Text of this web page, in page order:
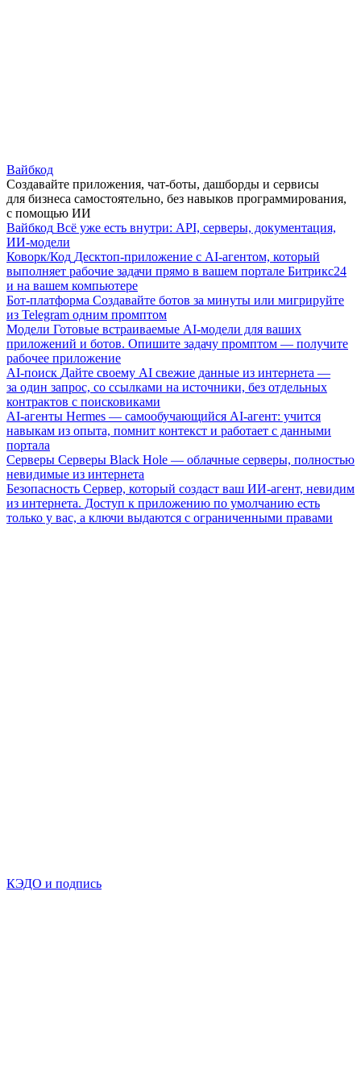
Вайбкод
Создавайте приложения, чат-боты, дашборды и сервисы
для бизнеса самостоятельно, без навыков программирования,
с помощью ИИ
Вайбкод Всё уже есть внутри: API, серверы, документация,
ИИ-модели
Коворк/Код Десктоп-приложение с AI-агентом, который
выполняет рабочие задачи прямо в вашем портале Битрикс24
и на вашем компьютере
Бот-платформа Создавайте ботов за минуты или мигрируйте
из Telegram одним промптом
Модели Готовые встраиваемые AI-модели для ваших
приложений и ботов. Опишите задачу промптом — получите
рабочее приложение
AI-поиск Дайте своему AI свежие данные из интернета —
за один запрос, со ссылками на источники, без отдельных
контрактов с поисковиками
AI-агенты Hermes — самообучающийся AI-агент: учится
навыкам из опыта, помнит контекст и работает с данными
портала
Серверы Серверы Black Hole — облачные серверы, полностью
невидимые из интернета
Безопасность Сервер, который создаст ваш ИИ-агент, невидим
из интернета. Доступ к приложению по умолчанию есть
только у вас, а ключи выдаются с ограниченными правами
КЭДО и подпись